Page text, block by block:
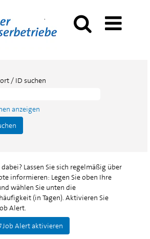
/ ID suchen
anzeigen
Lassen Sie sich regelmäßig über
informieren: Legen Sie oben Ihre
wählen Sie unten die
(in Tagen). Aktivieren Sie
Alert.
Job Alert aktivieren